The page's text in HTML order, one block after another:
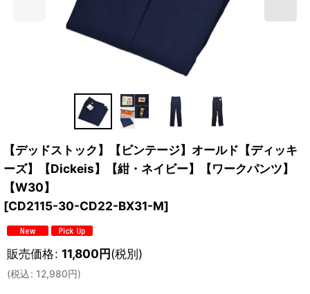
【デッドストック】【ビンテージ】オールド【ディッキ
ーズ】【Dickeis】【紺・ネイビー】【ワークパンツ】
【W30】
[CD2115-30-CD22-BX31-M]
販売価格: 11,800円(税別)
(税込: 12,980円)